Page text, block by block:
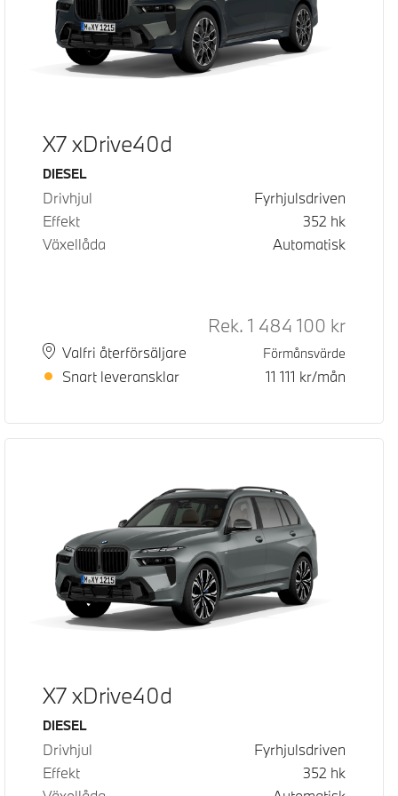
X7 xDrive40d
Bränsle
DIESEL
Drivhjul
Fyrhjulsdriven
Effekt
352 hk
Växellåda
Automatisk
PlatsValfri återförsäljare
Leveranstid
Snart leveransklar
Rek.
Rek. 1 484 100 kr
Förmånsvärde
11 111 kr/mån
X7 xDrive40d
Bränsle
DIESEL
Drivhjul
Fyrhjulsdriven
Effekt
352 hk